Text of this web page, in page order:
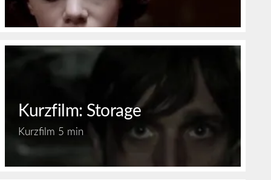
Kurzfilm: Storage
Kurzfilm 5 min